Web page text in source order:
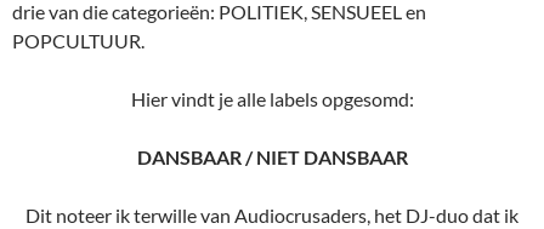
drie van die categorieën: POLITIEK, SENSUEEL en
POPCULTUUR.
Hier vindt je alle labels opgesomd:
DANSBAAR / NIET DANSBAAR
Dit noteer ik terwille van Audiocrusaders, het DJ-duo dat ik